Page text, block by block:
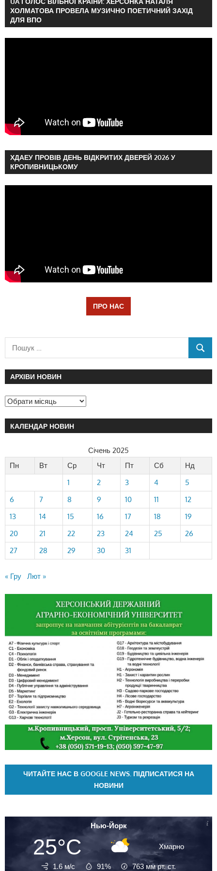
ХОЛМАТОВА ПРОВЕЛА МУЗИЧНО ПОЕТИЧНИЙ ЗАХІД
ДЛЯ ВПО
ХДАЕУ ПРОВІВ ДЕНЬ ВІДКРИТИХ ДВЕРЕЙ 2026 У
КРОПИВНИЦЬКОМУ
ПРО НАС
АРХІВИ НОВИН
КАЛЕНДАР НОВИН
Січень 2025
Пн
Вт Ср Чт Пт Сб
Нд
1
2 3 4
5
6
7 8 9 10 11
12
13
14 15 16 17 18
19
20
21 22 23 24 25
26
27
28 29 30 31
« Гру Лют »
ЧИТАЙТЕ НАС В GOOGLE NEWS. ПІДПИСАТИСЯ НА
НОВИНИ
Нью-Йорк
25°C Хмарно
1.6 м/с 91% 763 мм рт. ст.